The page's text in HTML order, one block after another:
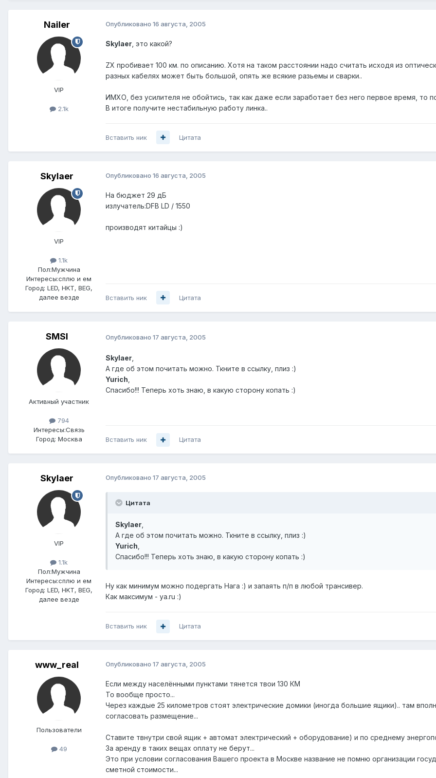
Nailer
VIP
2.1k
Опубликовано 16 августа, 2005
Skylaer , это какой?
ZX пробивает 100 км. по описанию. Хотя на таком расстоянии надо считать исходя из
разных кабелях может быть большой, опять же всякие разьемы и сварки..
ИМХО, без усилителя не обойтись, так как даже если заработает без него первое время, то
В итоге получите нестабильную работу линка..
Вставить ник Цитата
Skylaer
VIP
1.1k
Пол:Мужчина
Интересы:сплю и ем
Город: LED, HKT, BEG,
далее везде
Опубликовано 16 августа, 2005
На бюджет 29 дБ
излучатель:DFB LD / 1550
производят китайцы :)
Вставить ник Цитата
SMSI
Активный участник
794
Интересы:Связь
Город: Москва
Опубликовано 17 августа, 2005
Skylaer
А где об этом почитать можно. Ткните в ссылку, плиз :)
Yurich
Спасибо!!! Теперь хоть знаю, в какую сторону копать :)
Вставить ник Цитата
Skylaer
VIP
1.1k
Пол:Мужчина
Интересы:сплю и ем
Город: LED, HKT, BEG,
далее везде
Опубликовано 17 августа, 2005
Цитата
Skylaer
А где об этом почитать можно. Ткните в ссылку, плиз :)
Yurich
Спасибо!!! Теперь хоть знаю, в какую сторону копать :)
Ну как минимум можно подергать Нага :) и запаять п/п в любой трансивер.
Как максимум - ya.ru :)
Вставить ник Цитата
www_real
Пользователи
49
Опубликовано 17 августа, 2005
Если между населёнными пунктами тянется твои 130 КМ
То вообще просто...
Через каждые 25 километров стоят электрические домики (иногда большие ящики).. там
согласовать размещение...
Ставите твнутри свой ящик + автомат электрический + оборудование) и по среднему
За аренду в таких вещах оплату не берут...
Это при условии согласования Вашего проекта в Москве название не помню организации
сметной стоимости...